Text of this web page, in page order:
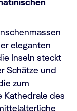
eleganten
Inseln steckt
Schätze und
zum
Kathedrale des